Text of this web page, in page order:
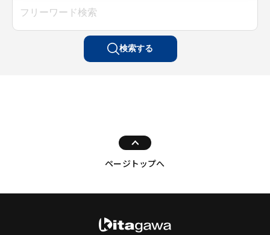
検索する
ページトップへ